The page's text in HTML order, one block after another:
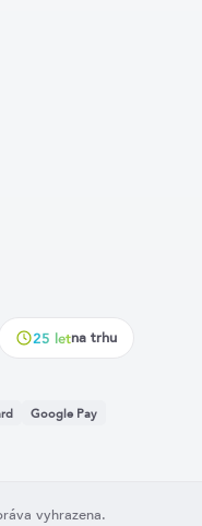
25 letna trhu
Google Pay
vyhrazena.